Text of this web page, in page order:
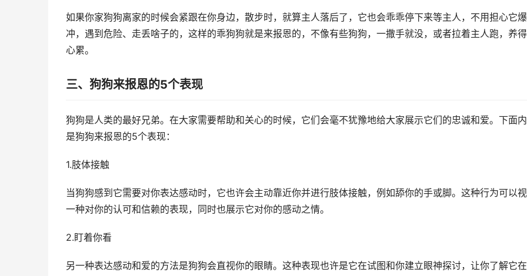
如果你家狗狗离家的时候会紧跟在你身边，散步时，就算主人落后了，它也会乖乖停下来等主人，不用担心它爆
冲，遇到危险、走丢啥子的，这样的乖狗狗就是来报恩的，不像有些狗狗，一撒手就没，或者拉着主人跑，养
心累。
三、狗狗来报恩的5个表现
狗狗是人类的最好兄弟。在大家需要帮助和关心的时候，它们会毫不犹豫地给大家展示它们的忠诚和爱。下面
是狗狗来报恩的5个表现：
1.肢体接触
当狗狗感到它需要对你表达感动时，它也许会主动靠近你并进行肢体接触，例如舔你的手或脚。这种行为可以
一种对你的认可和信赖的表现，同时也展示它对你的感动之情。
2.盯着你看
另一种表达感动和爱的方法是狗狗会直视你的眼睛。这种表现也许是它在试图和你建立眼神探讨，让你了解它